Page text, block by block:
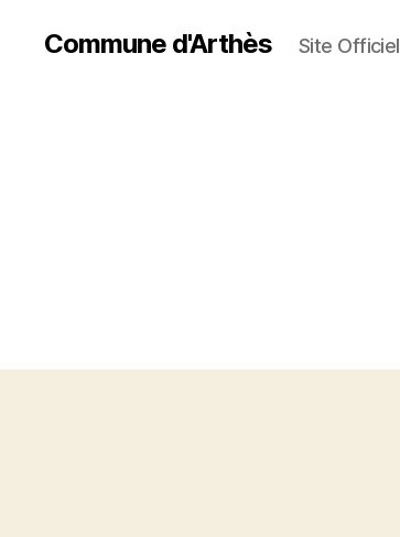
Commune d'Arthès Site Officiel